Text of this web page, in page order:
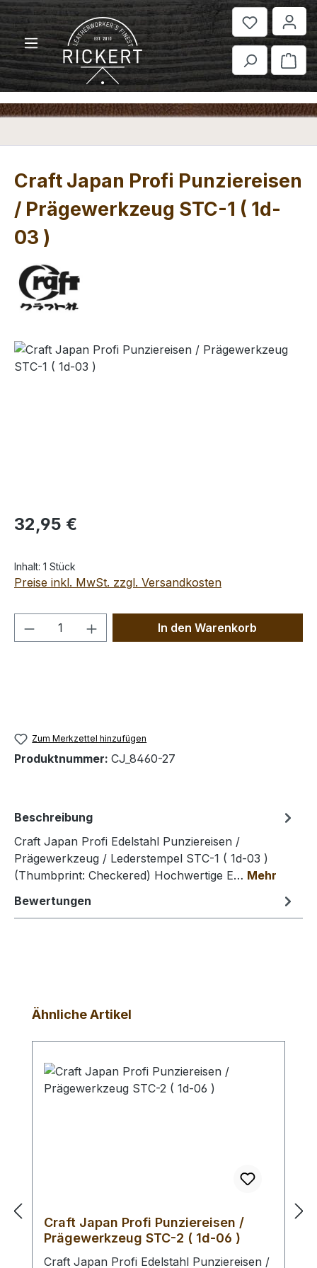
Zum Hauptinhalt springen
Craft Japan Profi Punziereisen
/ Prägewerkzeug STC-1 ( 1d-
03 )
Bildergalerie überspringen
Regulärer Preis:
32,95 €
Inhalt: 1 Stück
Preise inkl. MwSt. zzgl. Versandkosten
Produkt Anzahl: Gib denIn den Warenkorb
Zum Merkzettel hinzufügen
Produktnummer: CJ_8460-27
Beschreibung
Craft Japan Profi Edelstahl Punziereisen /
Prägewerkzeug / Lederstempel STC-1 ( 1d-03 )
(Thumbprint: Checkered) Hochwertige E… Mehr
Bewertungen
Produktgalerie überspringen
Ähnliche Artikel
Craft Japan Profi Punziereisen /
Prägewerkzeug STC-2 ( 1d-06 )
Craft Japan Profi Edelstahl Punziereisen /